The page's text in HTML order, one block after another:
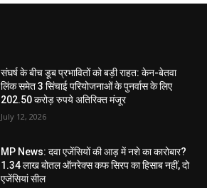
संघर्ष के बीच डूब प्रभावितों को बड़ी राहत: केन-बेतवा
लिंक समेत 3 सिंचाई परियोजनाओं के पुनर्वास के लिए
202.50 करोड़ रुपये अतिरिक्त मंजूर
July 12, 2026
MP News: दवा एजेंसियों की आड़ में नशे का कारोबार?
1.34 लाख बोतल ऑनरेक्स कफ सिरप का हिसाब नहीं, दो
एजेंसियां सील